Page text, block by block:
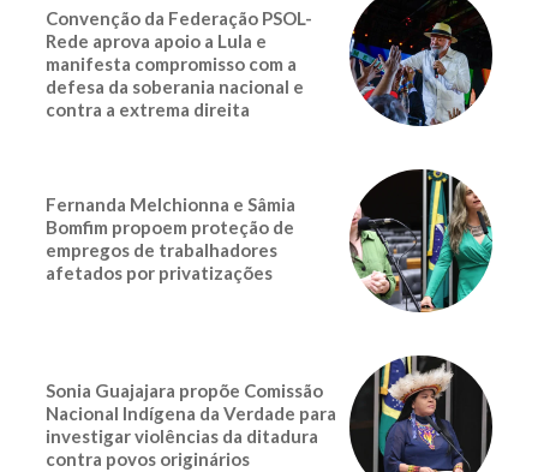
Convenção da Federação PSOL-
Rede aprova apoio a Lula e
manifesta compromisso com a
defesa da soberania nacional e
contra a extrema direita
Fernanda Melchionna e Sâmia
Bomfim propoem proteção de
empregos de trabalhadores
afetados por privatizações
Sonia Guajajara propõe Comissão
Nacional Indígena da Verdade para
investigar violências da ditadura
contra povos originários